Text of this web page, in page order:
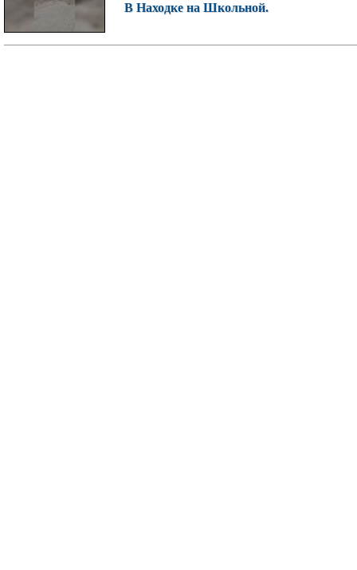
В Находке на Школьной.